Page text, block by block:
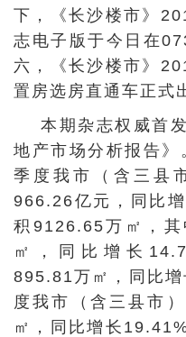
下，《长沙楼市》
志电子版于今日在
六，《长沙楼市》
置房选房直通车正式
本期杂志权威首
地产市场分析报告
季度我市（含三县
966.26亿元，同比
积9126.65万㎡，
㎡，同比增长
895.81万㎡，同比
度我市（含三县市
㎡，同比增长